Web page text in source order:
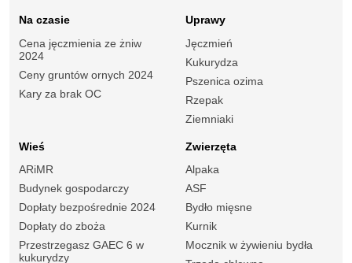
Na czasie
Cena jęczmienia ze żniw
2024
Ceny gruntów ornych 2024
Kary za brak OC
Uprawy
Jęczmień
Kukurydza
Pszenica ozima
Rzepak
Ziemniaki
Wieś
ARiMR
Budynek gospodarczy
Dopłaty bezpośrednie 2024
Dopłaty do zboża
Przestrzegasz GAEC 6 w
kukurydzy
Zwierzęta
Alpaka
ASF
Bydło mięsne
Kurnik
Mocznik w żywieniu bydła